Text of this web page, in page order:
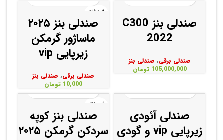
صندلی بنز C300
2022
صندلی برقی, صندلی بنز
105,000,000 تومان
فروخته
صندلی بنز ۲۰۲۵
ماساژور گرمکن
زیرپایی vip
صندلی برقی, صندلی بنز
10,000 تومان
صندلی آئودی
زیرپایی vip و گودی
فروخته
صندلی بنز کوپه
سردکن گرمکن ۲۰۲۵